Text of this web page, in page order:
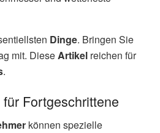
Dinge. Bringen Sie
mit. DieseArtikel reichen für
.
Fortgeschrittene
können spezielle